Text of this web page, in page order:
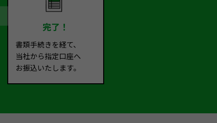
完了！
書類手続きを経て、
当社から指定口座へ
お振込いたします。